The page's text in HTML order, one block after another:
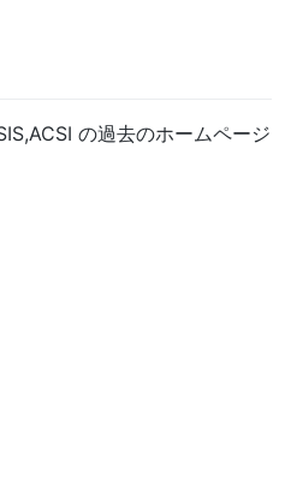
の過去のホームページ